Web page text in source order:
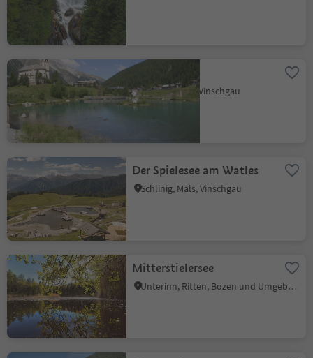
Suldensee
Sulden, Stilfs, Vinschgau
Der Spielesee am Watles
Schlinig, Mals, Vinschgau
Mitterstielersee
Unterinn, Ritten, Bozen und Umgebung